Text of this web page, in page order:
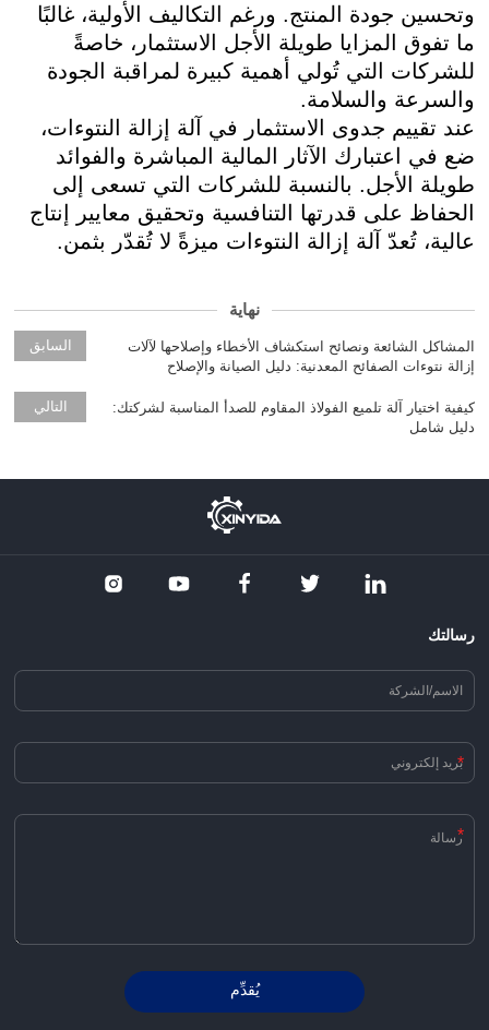
وتحسين جودة المنتج. ورغم التكاليف الأولية، غالبًا
ما تفوق المزايا طويلة الأجل الاستثمار، خاصةً
للشركات التي تُولي أهمية كبيرة لمراقبة الجودة
والسرعة والسلامة.
عند تقييم جدوى الاستثمار في آلة إزالة النتوءات،
ضع في اعتبارك الآثار المالية المباشرة والفوائد
طويلة الأجل. بالنسبة للشركات التي تسعى إلى
الحفاظ على قدرتها التنافسية وتحقيق معايير إنتاج
عالية، تُعدّ آلة إزالة النتوءات ميزةً لا تُقدّر بثمن.
نهاية
السابق
المشاكل الشائعة ونصائح استكشاف الأخطاء وإصلاحها لآلات
إزالة نتوءات الصفائح المعدنية: دليل الصيانة والإصلاح
التالي
كيفية اختيار آلة تلميع الفولاذ المقاوم للصدأ المناسبة لشركتك:
دليل شامل
رسالتك
*
*
يُقدِّم